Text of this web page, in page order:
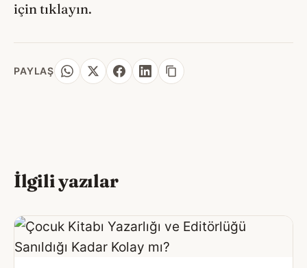
için tıklayın.
PAYLAŞ
İlgili yazılar